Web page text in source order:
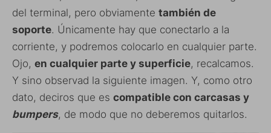
del terminal, pero obviamente también de
soporte. Únicamente hay que conectarlo a la
corriente, y podremos colocarlo en cualquier parte.
Ojo, en cualquier parte y superficie, recalcamos.
Y sino observad la siguiente imagen. Y, como otro
dato, deciros que es compatible con carcasas y
bumpers, de modo que no deberemos quitarlos.